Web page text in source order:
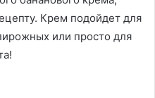
Крем подойдет для
или просто для